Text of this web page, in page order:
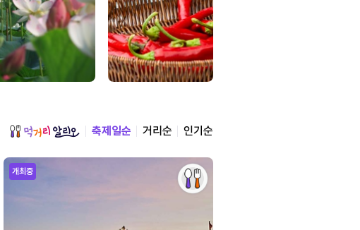
축제일순 거리순 인기순
개최중